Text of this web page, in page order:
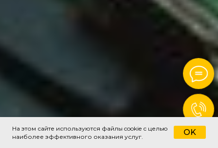
На этом сайте используются файлы cookie с целью
наиболее эффективного оказания услуг.
OK